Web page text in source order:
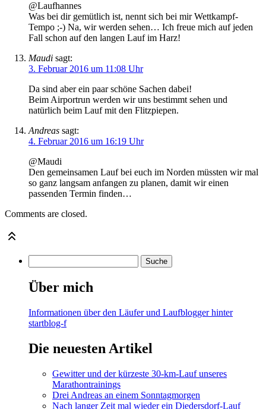
@Laufhannes
Was bei dir gemütlich ist, nennt sich bei mir Wettkampf-
Tempo ;-) Na, wir werden sehen… Ich freue mich auf jeden
Fall schon auf den langen Lauf im Harz!
Maudi sagt:
3. Februar 2016 um 11:08 Uhr
Da sind aber ein paar schöne Sachen dabei!
Beim Airportrun werden wir uns bestimmt sehen und
natürlich beim Lauf mit den Flitzpiepen.
Andreas sagt:
4. Februar 2016 um 16:19 Uhr
@Maudi
Den gemeinsamen Lauf bei euch im Norden müssten wir mal
so ganz langsam anfangen zu planen, damit wir einen
passenden Termin finden…
Comments are closed.
Über mich
Informationen über den Läufer und Laufblogger hinter
startblog-f
Die neuesten Artikel
Gewitter und der kürzeste 30-km-Lauf unseres
Marathontrainings
Drei Andreas an einem Sonntagmorgen
Nach langer Zeit mal wieder ein Diedersdorf-Lauf